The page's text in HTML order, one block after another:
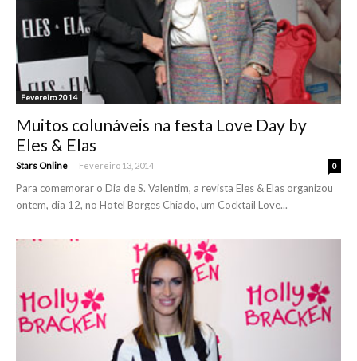
Fevereiro 2014
Muitos colunáveis na festa Love Day by
Eles & Elas
Stars Online - Fevereiro 13, 2014 0
Para comemorar o Dia de S. Valentim, a revista Eles & Elas organizou
ontem, dia 12, no Hotel Borges Chiado, um Cocktail Love...